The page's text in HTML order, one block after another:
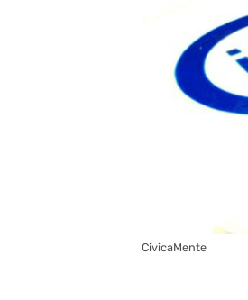
CivicaMente